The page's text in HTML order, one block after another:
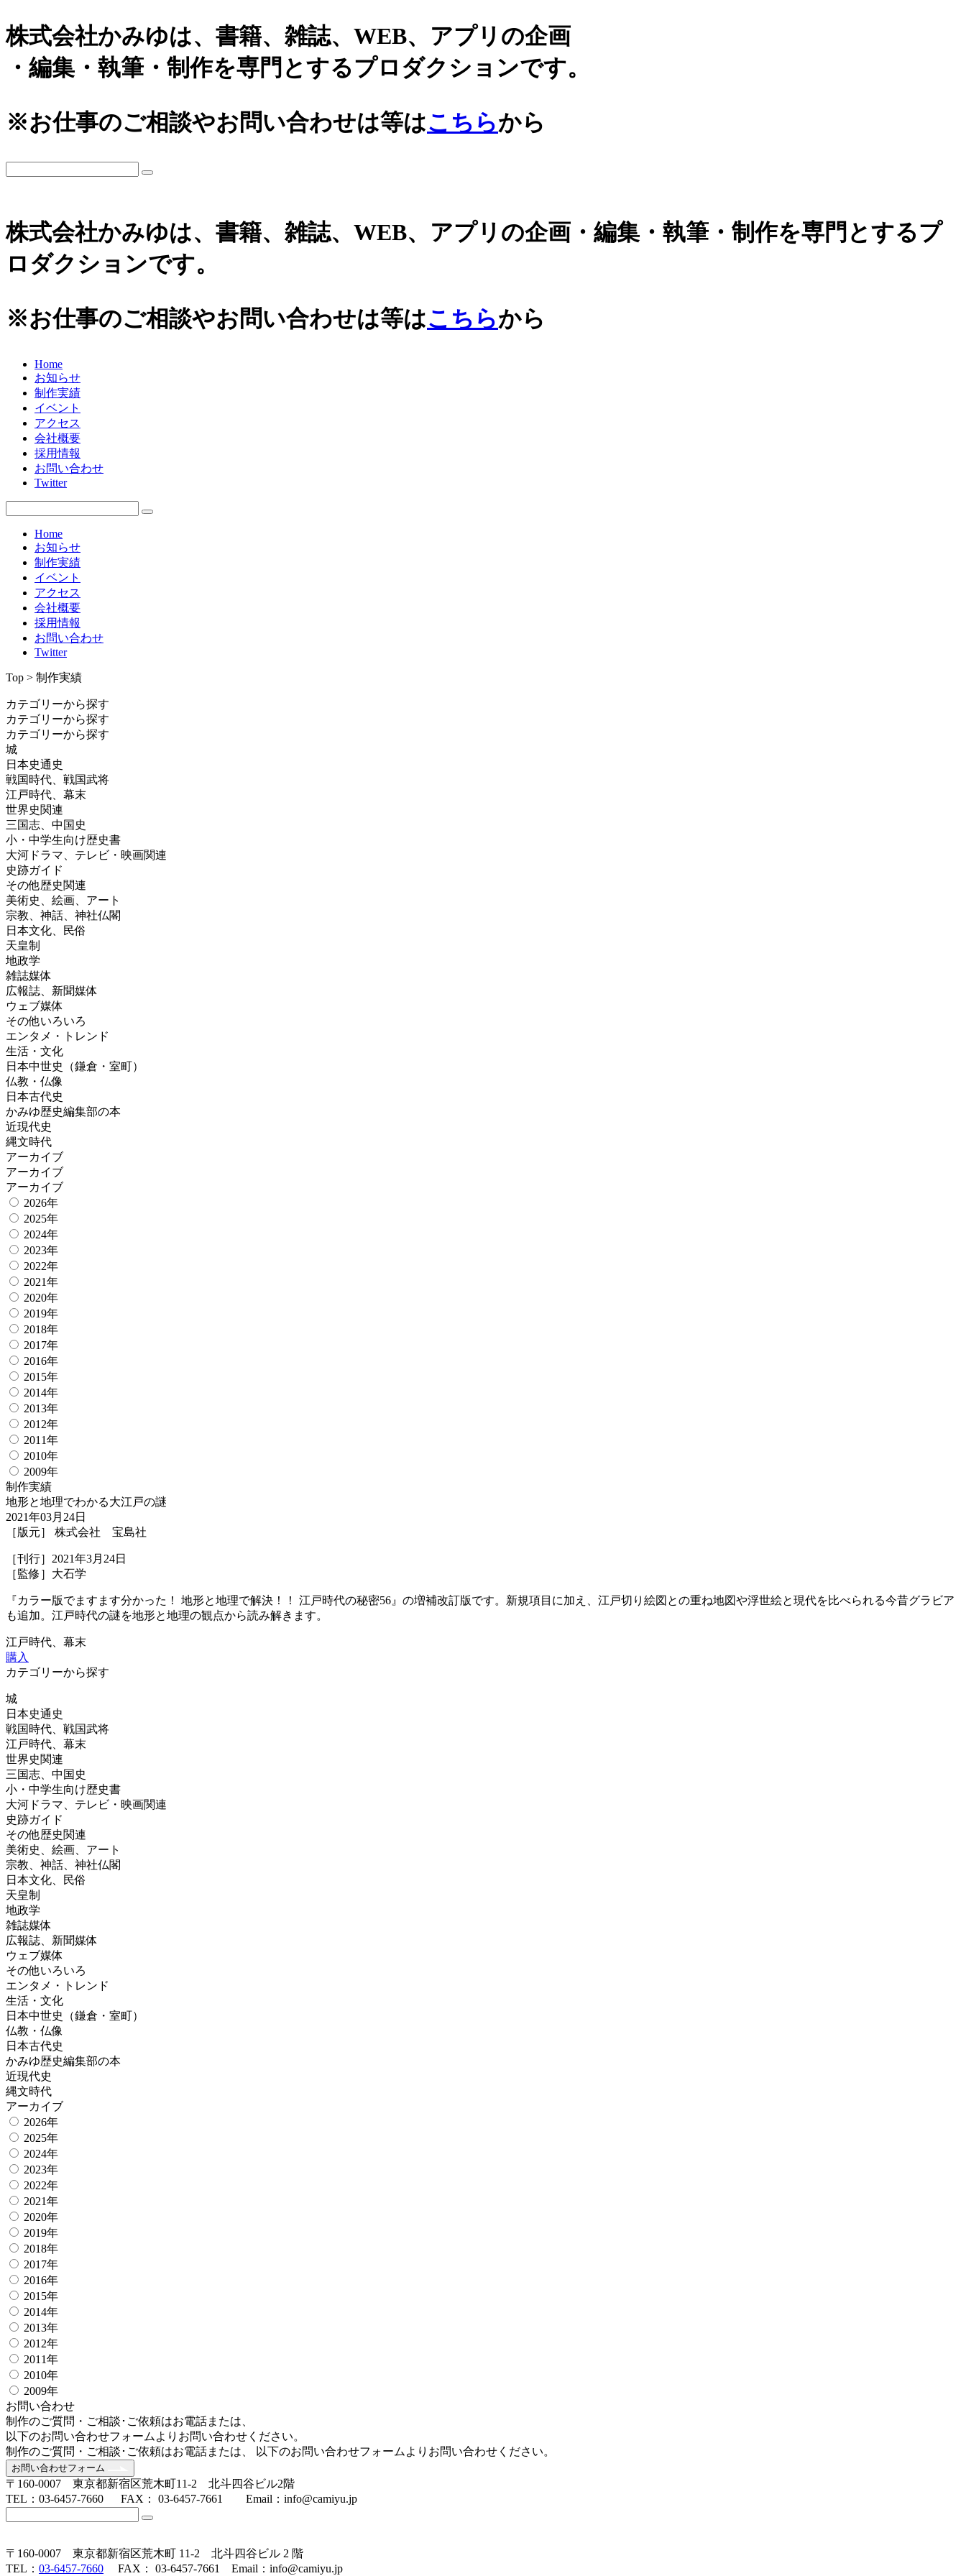
株式会社かみゆは、書籍、雑誌、WEB、アプリの企画
・編集・執筆・制作を専門とするプロダクションです。
※お仕事のご相談やお問い合わせは等はこちらから
株式会社かみゆは、書籍、雑誌、WEB、アプリの企画・編集・執筆・制作を専門とするプ
ロダクションです。
※お仕事のご相談やお問い合わせは等はこちらから
Home
お知らせ
制作実績
イベント
アクセス
会社概要
採用情報
お問い合わせ
Twitter
Home
お知らせ
制作実績
イベント
アクセス
会社概要
採用情報
お問い合わせ
Twitter
Top > 制作実績
カテゴリーから探す
カテゴリーから探す
カテゴリーから探す
城
日本史通史
戦国時代、戦国武将
江戸時代、幕末
世界史関連
三国志、中国史
小・中学生向け歴史書
大河ドラマ、テレビ・映画関連
史跡ガイド
その他歴史関連
美術史、絵画、アート
宗教、神話、神社仏閣
日本文化、民俗
天皇制
地政学
雑誌媒体
広報誌、新聞媒体
ウェブ媒体
その他いろいろ
エンタメ・トレンド
生活・文化
日本中世史（鎌倉・室町）
仏教・仏像
日本古代史
かみゆ歴史編集部の本
近現代史
縄文時代
アーカイブ
アーカイブ
アーカイブ
2026年
2025年
2024年
2023年
2022年
2021年
2020年
2019年
2018年
2017年
2016年
2015年
2014年
2013年
2012年
2011年
2010年
2009年
制作実績
地形と地理でわかる大江戸の謎
2021年03月24日
［版元］ 株式会社 宝島社
［刊行］2021年3月24日
［監修］大石学
『カラー版でますます分かった！ 地形と地理で解決！！ 江戸時代の秘密56』の増補改訂版です。新規項目に加え、江戸切り絵図との重ね地図や浮世絵と現代を比べられる今昔グラビア
も追加。江戸時代の謎を地形と地理の観点から読み解きます。
江戸時代、幕末
購入
カテゴリーから探す
城
日本史通史
戦国時代、戦国武将
江戸時代、幕末
世界史関連
三国志、中国史
小・中学生向け歴史書
大河ドラマ、テレビ・映画関連
史跡ガイド
その他歴史関連
美術史、絵画、アート
宗教、神話、神社仏閣
日本文化、民俗
天皇制
地政学
雑誌媒体
広報誌、新聞媒体
ウェブ媒体
その他いろいろ
エンタメ・トレンド
生活・文化
日本中世史（鎌倉・室町）
仏教・仏像
日本古代史
かみゆ歴史編集部の本
近現代史
縄文時代
アーカイブ
2026年
2025年
2024年
2023年
2022年
2021年
2020年
2019年
2018年
2017年
2016年
2015年
2014年
2013年
2012年
2011年
2010年
2009年
お問い合わせ
制作のご質問・ご相談･ご依頼はお電話または、
以下のお問い合わせフォームよりお問い合わせください。
制作のご質問・ご相談･ご依頼はお電話または、 以下のお問い合わせフォームよりお問い合わせください。
お問い合わせフォーム
〒160-0007 東京都新宿区荒木町11-2 北斗四谷ビル2階
TEL：03-6457-7660 FAX： 03-6457-7661 Email：info@camiyu.jp
〒160-0007 東京都新宿区荒木町 11-2 北斗四谷ビル 2 階
TEL： 03-6457-7660 FAX： 03-6457-7661 Email：info@camiyu.jp